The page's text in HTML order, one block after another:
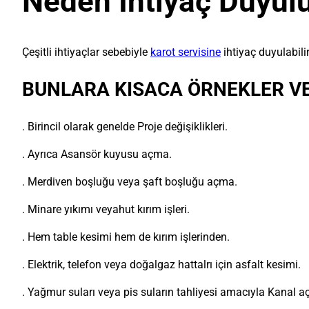
Çeşitli ihtiyaçlar sebebiyle karot servisine ihtiyaç
BUNLARA KISACA ÖRNEKLER
. Birincil olarak genelde Proje değişiklikleri.
. Ayrıca Asansör kuyusu açma.
. Merdiven boşluğu veya şaft boşluğu açma.
. Minare yıkımı veyahut kırım işleri.
. Hem table kesimi hem de kırım işlerinden.
. Elektrik, telefon veya doğalgaz hattalrı için asfalt kesimi.
. Yağmur suları veya pis suların tahliyesi amacıyla Kanal